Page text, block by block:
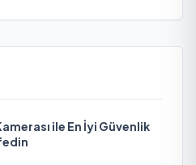
ile En İyi Güvenlik